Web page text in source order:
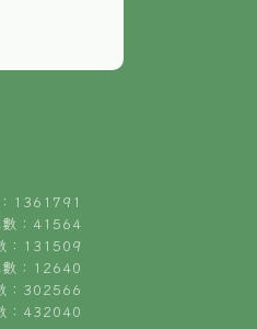
1361791
數：41564
：131509
數：12640
：302566
：432040